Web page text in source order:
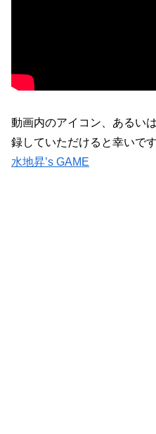
動画内のアイコン、あるい
録していただけると幸いです
水地昇’s GAME